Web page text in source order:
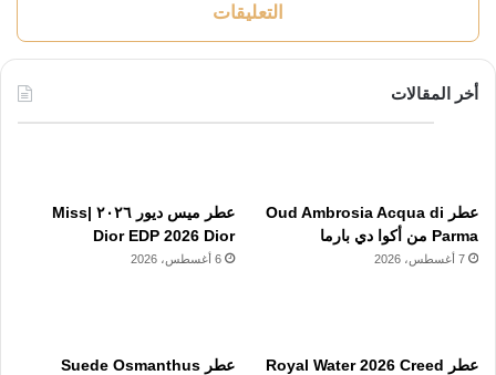
التعليقات
أخر المقالات
عطر Oud Ambrosia Acqua di
Parma من أكوا دي بارما
7 أغسطس، 2026
عطر ميس ديور ٢٠٢٦ |Miss
Dior EDP 2026 Dior
6 أغسطس، 2026
عطر Royal Water 2026 Creed
عطر Suede Osmanthus